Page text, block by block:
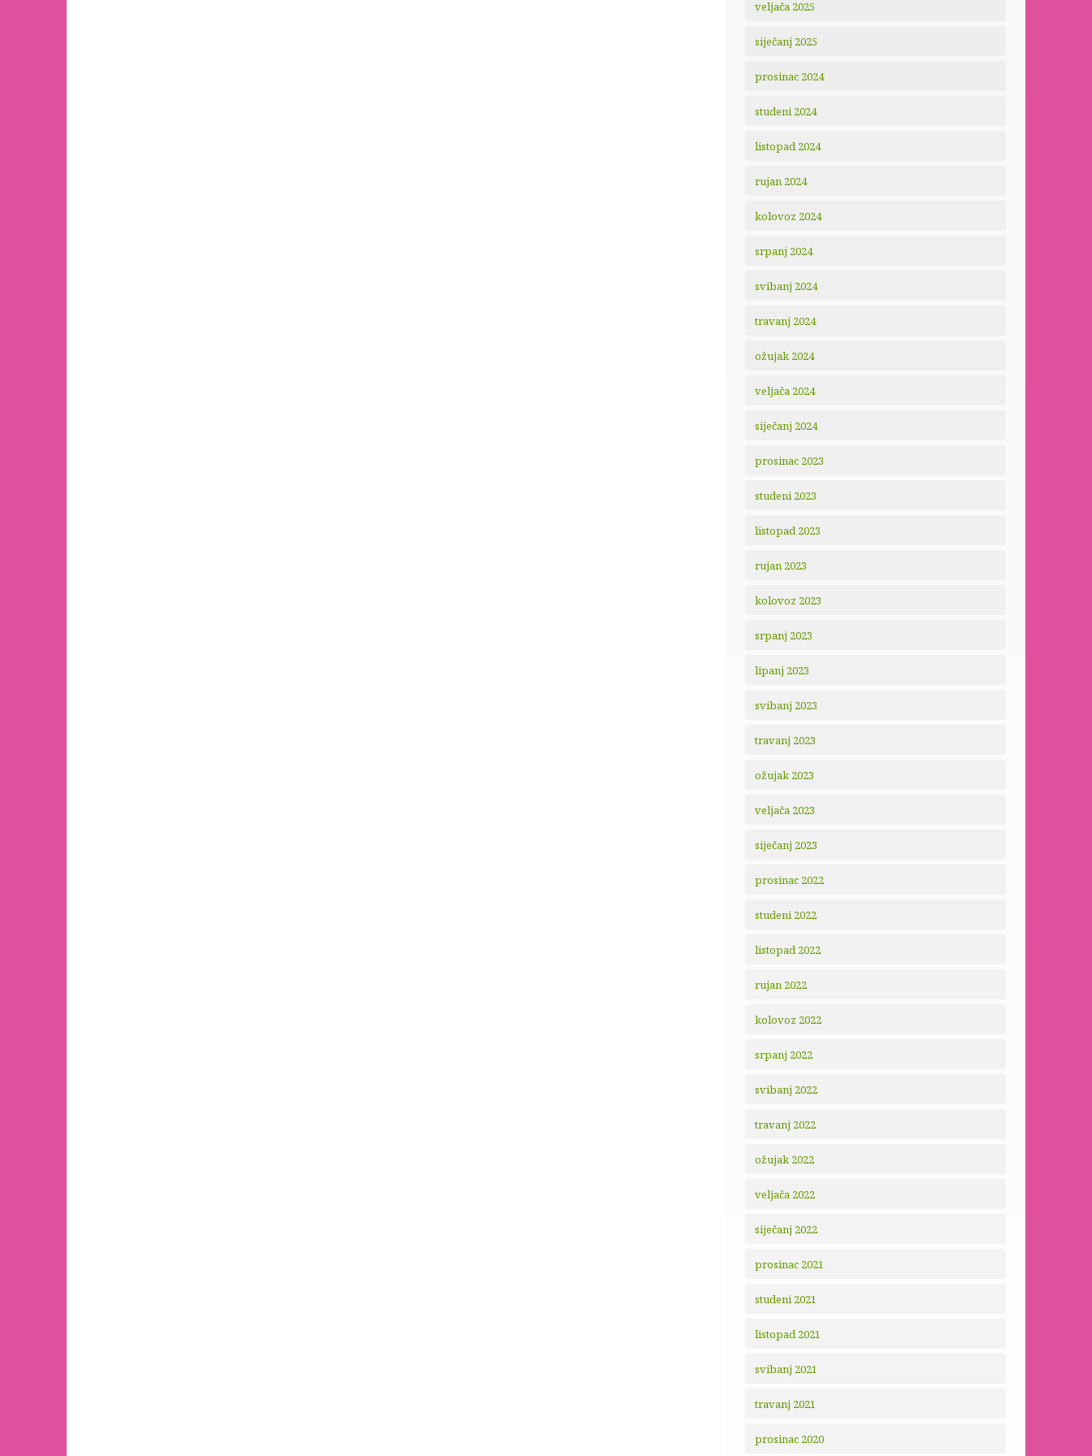
veljača 2025
siječanj 2025
prosinac 2024
studeni 2024
listopad 2024
rujan 2024
kolovoz 2024
srpanj 2024
svibanj 2024
travanj 2024
ožujak 2024
veljača 2024
siječanj 2024
prosinac 2023
studeni 2023
listopad 2023
rujan 2023
kolovoz 2023
srpanj 2023
lipanj 2023
svibanj 2023
travanj 2023
ožujak 2023
veljača 2023
siječanj 2023
prosinac 2022
studeni 2022
listopad 2022
rujan 2022
kolovoz 2022
srpanj 2022
svibanj 2022
travanj 2022
ožujak 2022
veljača 2022
siječanj 2022
prosinac 2021
studeni 2021
listopad 2021
svibanj 2021
travanj 2021
prosinac 2020